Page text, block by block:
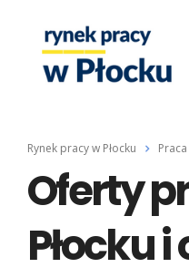
Rynek pracy w Płocku Praca
Oferty
Płocku